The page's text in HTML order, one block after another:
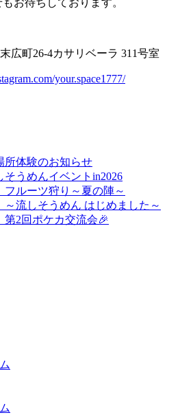
広町26-4カサリベーラ 311号室
your.space1777/
所体験のお知らせ
そうめんイベントin2026
フルーツ狩り～夏の陣～
～流しそうめん はじめました～
第2回ポケカ交流会🎉